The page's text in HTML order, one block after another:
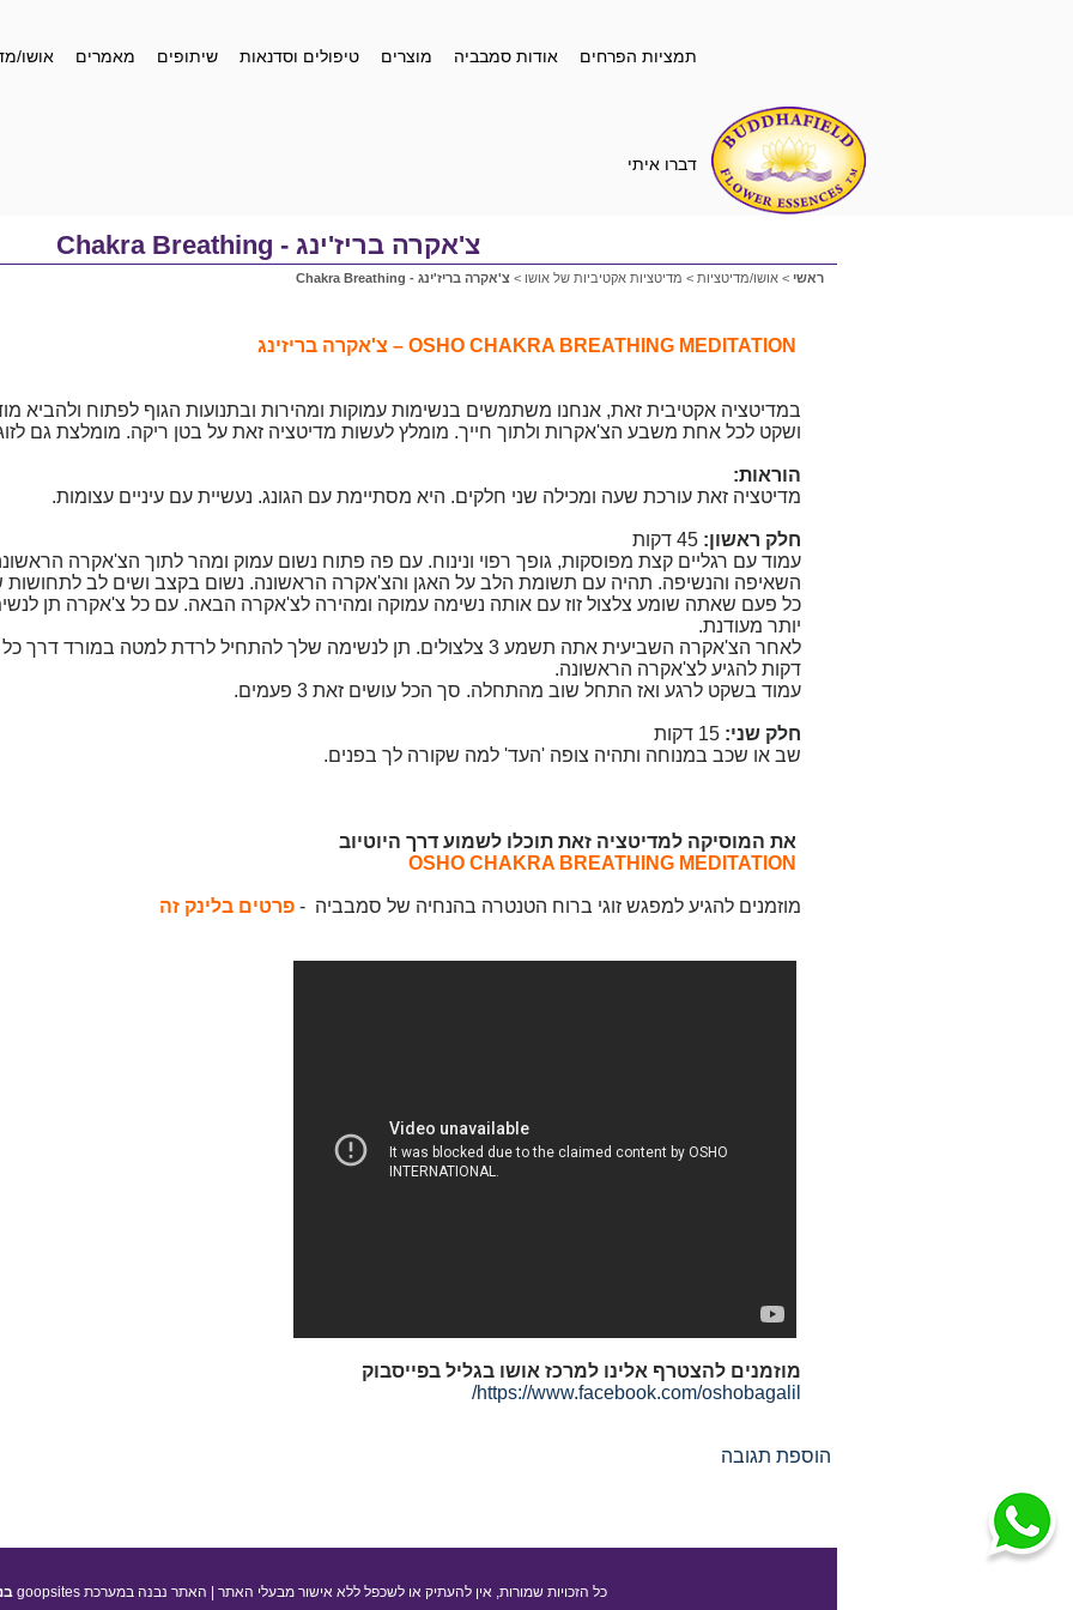
תמציות הפרחים אודות סמבביה מוצרים טיפולים וסדנאות שיתופים מאמרים אושו/
דברו איתי
צ'אקרה בריז'ינג - Chakra Breathing
ראשי > אושו/מדיטציות > מדיטציות אקטיביות של אושו > צ'אקרה בריז'ינג - Chakra Breathing
במדיטציה אקטיבית זאת, אנחנו משתמשים בנשימות עמוקות ומהירות ובתנועות הגוף לפתוח ולהביא
ושקט לכל אחת משבע הצ'אקרות ולתוך חייך. מומלץ לעשות מדיטציה זאת על בטן ריקה. מומלצת גם
הוראות:
מדיטציה זאת עורכת שעה ומכילה שני חלקים. היא מסתיימת עם הגונג. נעשיית עם עיניים עצומות.
חלק ראשון:
עמוד עם רגליים קצת מפוסקות, גופך רפוי ונינוח. עם פה פתוח נשום עמוק ומהר לתוך הצ'אקרה
השאיפה והנשיפה. תהיה עם תשומת הלב על האגן והצ'אקרה הראשונה. נשום בקצב ושים לב
כל פעם שאתה שומע צלצול זוז עם אותה נשימה עמוקה ומהירה לצ'אקרה הבאה. עם כל צ'אקרה תן
יותר מעודנת.
דקות להגיע לצ'אקרה הראשונה.
עמוד בשקט לרגע ואז התחל שוב מהתחלה. סך הכל עושים זאת 3 פעמים.
חלק שני: 15 דקות
שב או שכב במנוחה ותהיה צופה 'העד' למה שקורה לך בפנים.
את המוסיקה למדיטציה זאת תוכלו לשמוע דרך היוטיוב
מוזמנים להגיע למפגש זוגי ברוח הטנטרה בהנחיה של סמבביה - פרטים בלינק זה
מוזמנים להצטרף אלינו למרכז אושו בגליל בפייסבוק
https://www.facebook.com/oshobagalil/
הוספת תגובה
כל הזכויות שמורות, אין להעתיק או לשכפל ללא אישור מבעלי האתר | האתר נבנה במערכת goopsites